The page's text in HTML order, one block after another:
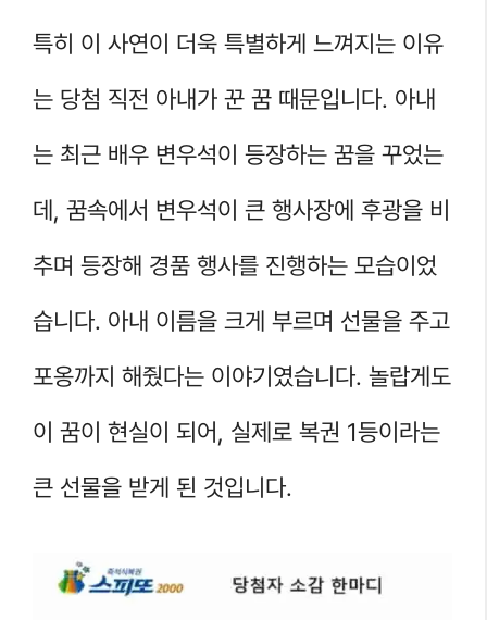
특히 이 사연이 더욱 특별하게 느껴지는 이유
는 당첨 직전 아내가 꾼 꿈 때문입니다. 아내
는 최근 배우 변우석이 등장하는 꿈을 꾸었는
데, 꿈속에서 변우석이 큰 행사장에 후광을 비
추며 등장해 경품 행사를 진행하는 모습이었
습니다. 아내 이름을 크게 부르며 선물을 주고
포옹까지 해줬다는 이야기였습니다. 놀랍게도
이 꿈이 현실이 되어, 실제로 복권 1등이라는
큰 선물을 받게 된 것입니다.